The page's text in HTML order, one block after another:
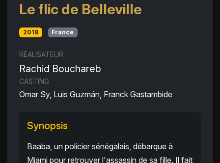
Le flic de Belleville
2018 France
RÉALISATEUR
Rachid Bouchareb
CASTING
Omar Sy, Luis Guzmán, Franck Gastambide
Synopsis
Baaba, un policier sénégalais, débarque à
Miami pour retrouver l'assassin de sa fille. Il fait